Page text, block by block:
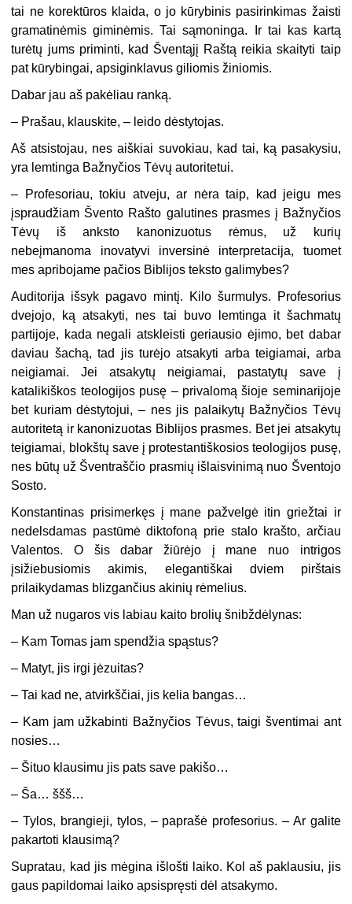
tai ne korektūros klaida, o jo kūrybinis pasirinkimas žaisti
gramatinėmis giminėmis. Tai sąmoninga. Ir tai kas kartą
turėtų jums priminti, kad Šventąjį Raštą reikia skaityti taip
pat kūrybingai, apsiginklavus giliomis žiniomis.
Dabar jau aš pakėliau ranką.
– Prašau, klauskite, – leido dėstytojas.
Aš atsistojau, nes aiškiai suvokiau, kad tai, ką pasakysiu,
yra lemtinga Bažnyčios Tėvų autoritetui.
– Profesoriau, tokiu atveju, ar nėra taip, kad jeigu mes
įspraudžiam Švento Rašto galutines prasmes į Bažnyčios
Tėvų iš anksto kanonizuotus rėmus, už kurių
nebeįmanoma inovatyvi inversinė interpretacija, tuomet
mes apribojame pačios Biblijos teksto galimybes?
Auditorija išsyk pagavo mintį. Kilo šurmulys. Profesorius
dvejojo, ką atsakyti, nes tai buvo lemtinga it šachmatų
partijoje, kada negali atskleisti geriausio ėjimo, bet dabar
daviau šachą, tad jis turėjo atsakyti arba teigiamai, arba
neigiamai. Jei atsakytų neigiamai, pastatytų save į
katalikiškos teologijos pusę – privalomą šioje seminarijoje
bet kuriam dėstytojui, – nes jis palaikytų Bažnyčios Tėvų
autoritetą ir kanonizuotas Biblijos prasmes. Bet jei atsakytų
teigiamai, blokštų save į protestantiškosios teologijos pusę,
nes būtų už Šventraščio prasmių išlaisvinimą nuo Šventojo
Sosto.
Konstantinas prisimerkęs į mane pažvelgė itin griežtai ir
nedelsdamas pastūmė diktofoną prie stalo krašto, arčiau
Valentos. O šis dabar žiūrėjo į mane nuo intrigos
įsižiebusiomis akimis, elegantiškai dviem pirštais
prilaikydamas blizgančius akinių rėmelius.
Man už nugaros vis labiau kaito brolių šnibždėlynas:
– Kam Tomas jam spendžia spąstus?
– Matyt, jis irgi jėzuitas?
– Tai kad ne, atvirkščiai, jis kelia bangas…
– Kam jam užkabinti Bažnyčios Tėvus, taigi šventimai ant
nosies…
– Šituo klausimu jis pats save pakišo…
– Ša… ššš…
– Tylos, brangieji, tylos, – paprašė profesorius. – Ar galite
pakartoti klausimą?
Supratau, kad jis mėgina išlošti laiko. Kol aš paklausiu, jis
gaus papildomai laiko apsispręsti dėl atsakymo.